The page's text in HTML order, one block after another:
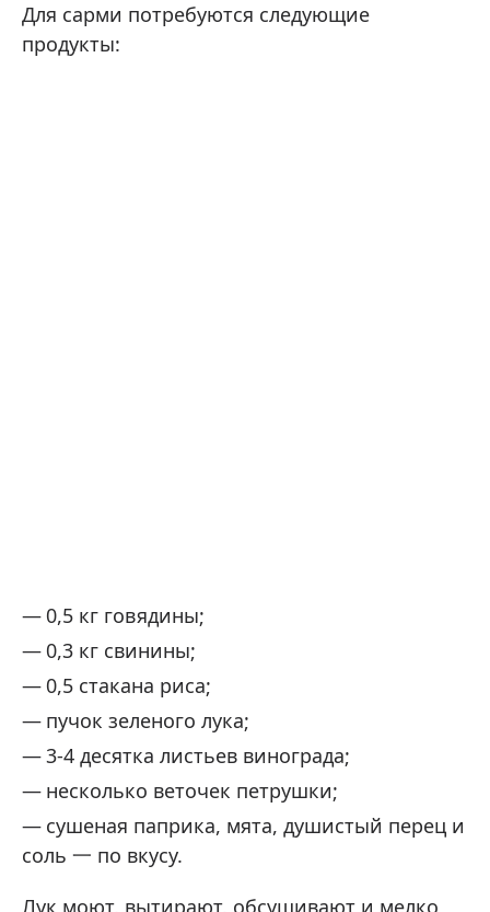
Для сарми потребуются следующие
продукты:
0,5 кг говядины;
0,3 кг свинины;
0,5 стакана риса;
пучок зеленого лука;
3-4 десятка листьев винограда;
несколько веточек петрушки;
сушеная паприка, мята, душистый перец и
соль 一 по вкусу.
Лук моют, вытирают, обсушивают и мелко